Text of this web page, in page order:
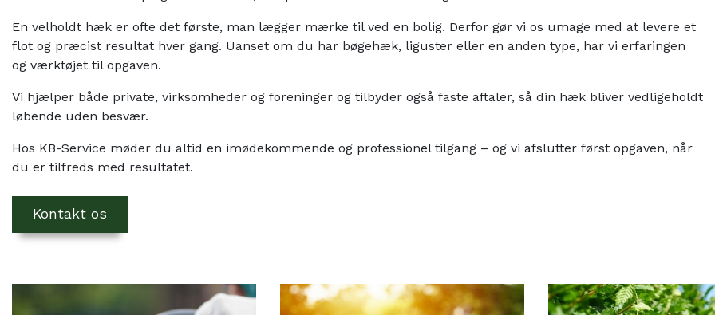
En velholdt hæk er ofte det første, man lægger mærke til ved en bolig. Derfor gør vi os umage med at levere et
flot og præcist resultat hver gang. Uanset om du har bøgehæk, liguster eller en anden type, har vi erfaringen
og værktøjet til opgaven.
Vi hjælper både private, virksomheder og foreninger og tilbyder også faste aftaler, så din hæk bliver vedligeholdt
løbende uden besvær.
Hos KB-Service møder du altid en imødekommende og professionel tilgang – og vi afslutter først opgaven, når
du er tilfreds med resultatet.
Kontakt os